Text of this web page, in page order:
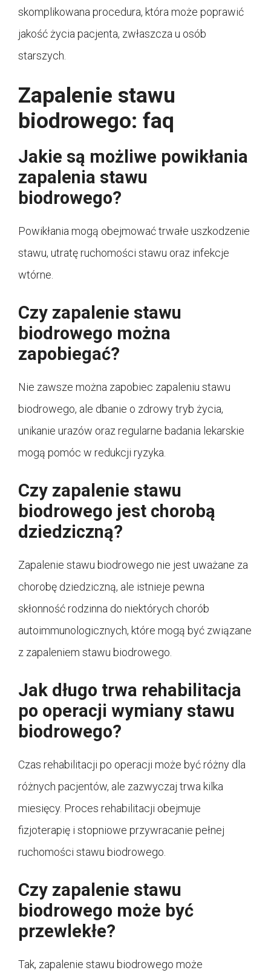
skomplikowana procedura, która może poprawić
jakość życia pacjenta, zwłaszcza u osób
starszych.
Zapalenie stawu
biodrowego: faq
Jakie są możliwe powikłania
zapalenia stawu
biodrowego?
Powikłania mogą obejmować trwałe uszkodzenie
stawu, utratę ruchomości stawu oraz infekcje
wtórne.
Czy zapalenie stawu
biodrowego można
zapobiegać?
Nie zawsze można zapobiec zapaleniu stawu
biodrowego, ale dbanie o zdrowy tryb życia,
unikanie urazów oraz regularne badania lekarskie
mogą pomóc w redukcji ryzyka.
Czy zapalenie stawu
biodrowego jest chorobą
dziedziczną?
Zapalenie stawu biodrowego nie jest uważane za
chorobę dziedziczną, ale istnieje pewna
skłonność rodzinna do niektórych chorób
autoimmunologicznych, które mogą być związane
z zapaleniem stawu biodrowego.
Jak długo trwa rehabilitacja
po operacji wymiany stawu
biodrowego?
Czas rehabilitacji po operacji może być różny dla
różnych pacjentów, ale zazwyczaj trwa kilka
miesięcy. Proces rehabilitacji obejmuje
fizjoterapię i stopniowe przywracanie pełnej
ruchomości stawu biodrowego.
Czy zapalenie stawu
biodrowego może być
przewlekłe?
Tak, zapalenie stawu biodrowego może